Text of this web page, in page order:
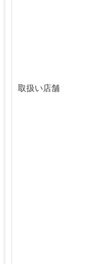
取扱い店舗